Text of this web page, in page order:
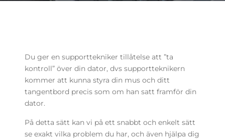
Du ger en supporttekniker tillåtelse att ”ta
kontroll” över din dator, dvs supportteknikern
kommer att kunna styra din mus och ditt
tangentbord precis som om han satt framför din
dator.
På detta sätt kan vi på ett snabbt och enkelt sätt
se exakt vilka problem du har, och även hjälpa dig